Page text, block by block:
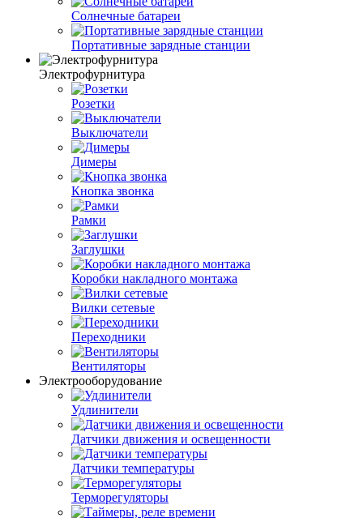
Солнечные батареи
Портативные зарядные станции
Электрофурнитура
Розетки
Выключатели
Димеры
Кнопка звонка
Рамки
Заглушки
Коробки накладного монтажа
Вилки сетевые
Переходники
Вентиляторы
Электрооборудование
Удлинители
Датчики движения и освещенности
Датчики температуры
Терморегуляторы